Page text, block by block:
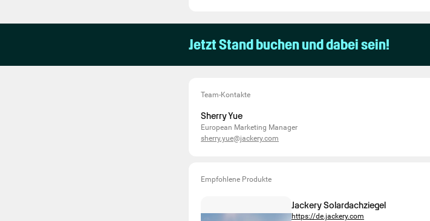
Jetzt Stand buchen und dabei sein!
Team-Kontakte
Sherry Yue
European Marketing Manager
sherry.yue@jackery.com
Empfohlene Produkte
Jackery Solardachziegel
https://de.jackery.com